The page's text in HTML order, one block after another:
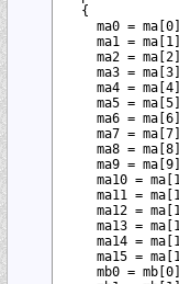
  {
ma0 =
ma1 =
ma2 =
ma3 =
ma4 =
ma5 =
ma6 =
ma7 =
ma8 =
ma9 =
ma10 =
ma11 =
ma12 =
ma13 =
ma14 =
ma15 =
mb0 =